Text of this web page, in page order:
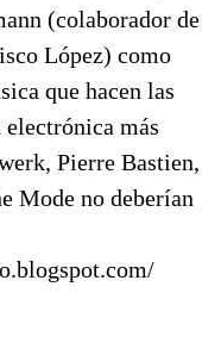
(colaborador de
López) como
que hacen las
más
Pierre Bastien,
Mode no deberían